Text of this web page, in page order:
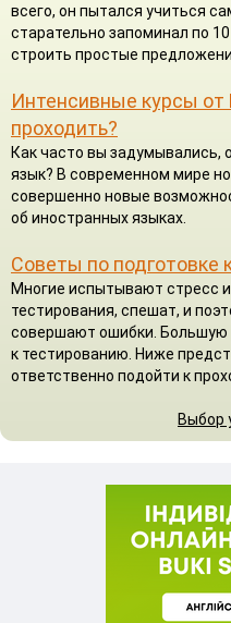
всего, он пытался учиться
старательно запоминал по
строить простые
Интенсивные курсы от
проходить?
Как часто вы задумывались,
язык? В современном мире
совершенно новые
об иностранных языках.
Советы по подготовке
Многие испытывают стресс
тестирования, спешат, и
совершают ошибки. Большую
к тестированию. Ниже
ответственно подойти к
Выбор